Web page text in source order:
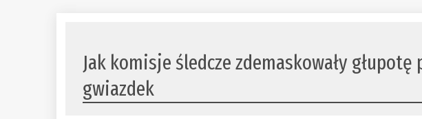
Jak komisje śledcze zdemaskowały
gwiazdek